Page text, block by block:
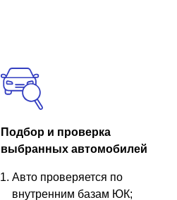
Подбор и проверка
выбранных автомобилей
Авто проверяется по
внутренним базам ЮК;